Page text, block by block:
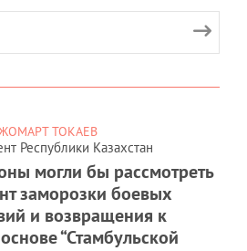
ТОКАЕВ
Республики Казахстан
могли бы рассмотреть
заморозки боевых
и возвращения к
“Стамбульской